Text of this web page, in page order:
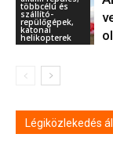
többcélú és
szállító-
repülőgépek,
katonai
helikopterek
Légiközlekedés